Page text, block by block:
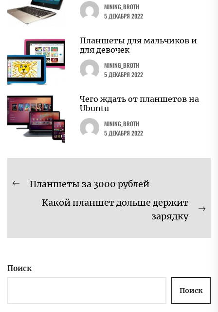
MINING_BROTH
5 ДЕКАБРЯ 2022
Планшеты для мальчиков и
для девочек
MINING_BROTH
5 ДЕКАБРЯ 2022
Чего ждать от планшетов на
Ubuntu
MINING_BROTH
5 ДЕКАБРЯ 2022
Навигация
записям
Предыдущая
запись:
Планшеты за 3000 рублей
Какой планшет дольше держит
зарядку
Поиск
Поиск